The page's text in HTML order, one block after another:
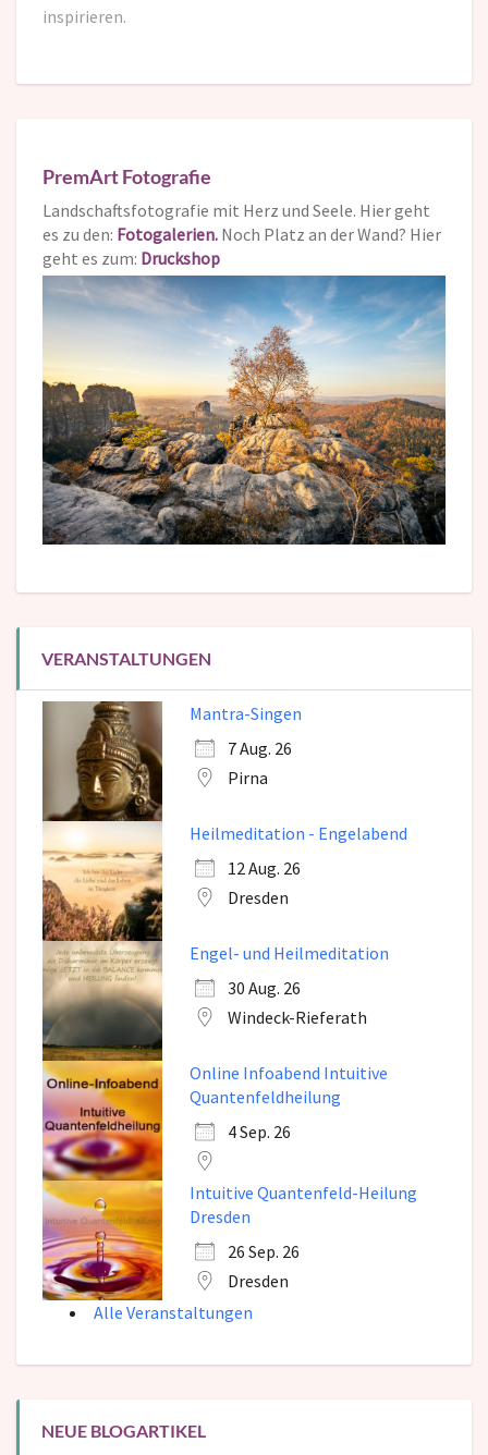
inspirieren.
PremArt Fotografie
Landschaftsfotografie mit Herz und Seele. Hier geht
es zu den: Fotogalerien. Noch Platz an der Wand? Hier
geht es zum: Druckshop
VERANSTALTUNGEN
Mantra-Singen
7 Aug. 26
Pirna
Heilmeditation - Engelabend
12 Aug. 26
Dresden
Engel- und Heilmeditation
30 Aug. 26
Windeck-Rieferath
Online Infoabend Intuitive
Quantenfeldheilung
4 Sep. 26
Intuitive Quantenfeld-Heilung
Dresden
26 Sep. 26
Dresden
Alle Veranstaltungen
NEUE BLOGARTIKEL